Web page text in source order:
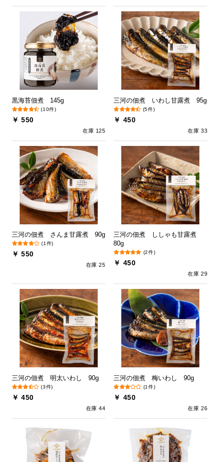
黒海苔佃煮 145g
(10件)
￥ 550
在庫 125
三河の佃煮 いわし甘露煮 95g
(5件)
￥ 450
在庫 33
三河の佃煮 さんま甘露煮 90g
(1件)
￥ 550
在庫 25
三河の佃煮 ししゃも甘露煮
80g
(2件)
￥ 450
在庫 29
三河の佃煮 明太いわし 90g
(3件)
￥ 450
在庫 44
三河の佃煮 梅いわし 90g
(1件)
￥ 450
在庫 26